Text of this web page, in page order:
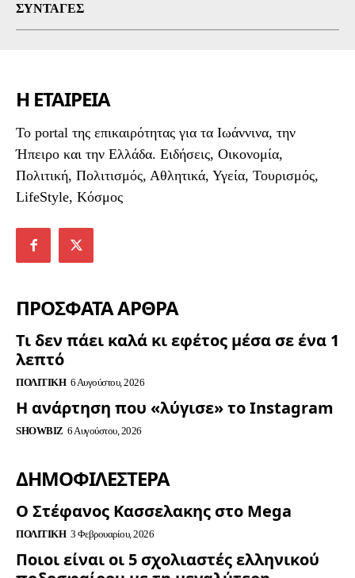
ΣΥΝΤΑΓΈΣ
Η ΕΤΑΙΡΕΙΑ
To portal της επικαιρότητας για τα Ιωάννινα, την
Ήπειρο και την Ελλάδα. Ειδήσεις, Οικονομία,
Πολιτική, Πολιτισμός, Αθλητικά, Υγεία, Τουρισμός,
LifeStyle, Κόσμος
ΠΡΟΣΦΑΤΑ ΑΡΘΡΑ
Τι δεν πάει καλά κι εφέτος μέσα σε ένα 1
λεπτό
ΠΟΛΙΤΙΚΉ 6 Αυγούστου, 2026
Η ανάρτηση που «λύγισε» το Instagram
SHOWBIZ 6 Αυγούστου, 2026
ΔΗΜΟΦΙΛΈΣΤΕΡΑ
Ο Στέφανος Κασσελακης στο Mega
ΠΟΛΙΤΙΚΉ 3 Φεβρουαρίου, 2026
Ποιοι είναι οι 5 σχολιαστές ελληνικού